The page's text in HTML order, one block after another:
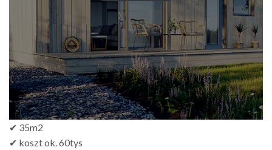
zł499.00
✔ 35m2
✔ koszt ok. 60tys